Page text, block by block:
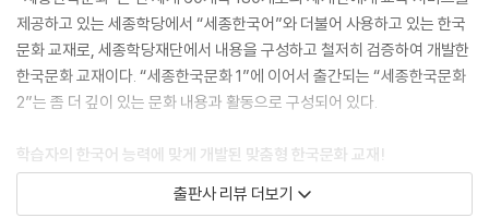
제공하고 있는 세종학당에서 “세종한국어”와 더불어 사용하고 있는 한국
문화 교재로, 세종학당재단에서 내용을 구성하고 철저히 검증하여 개발한
한국문화 교재이다. “세종한국문화 1”에 이어서 출간되는 “세종한국문화
2”는 좀 더 깊이 있는 문화 내용과 활동으로 구성되어 있다.
학습자의 한국어 능력에 맞게 개발된 맞춤형 한국문화 교재!
“세종한국어 3,4”에서 다루고 있는 문화 항목을 기반으로 하되, 언어 교
출판사 리뷰 더보기